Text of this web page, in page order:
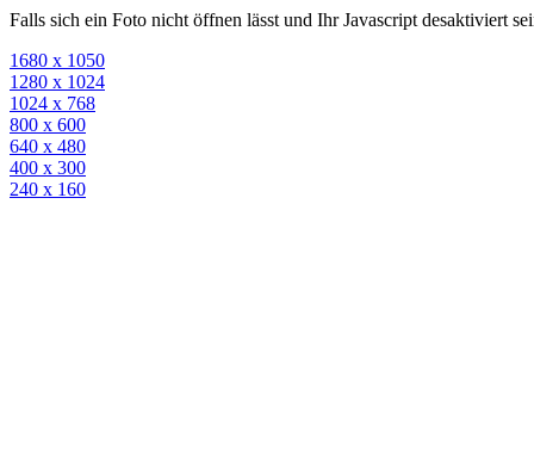
Falls sich ein Foto nicht öffnen lässt und Ihr Javascript desaktiviert
1680 x 1050
1280 x 1024
1024 x 768
800 x 600
640 x 480
400 x 300
240 x 160